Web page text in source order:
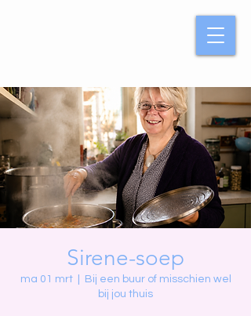
Sirene-soep
ma 01 mrt
  |
Bij een buur of misschien wel
bij jou thuis